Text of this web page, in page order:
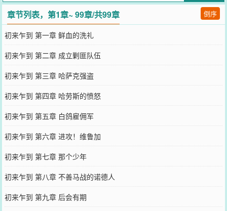
章节列表，第1章~ 99章/共99章 倒序
初来乍到 第一章 鲜血的洗礼
初来乍到 第二章 成立剿匪队伍
初来乍到 第三章 哈萨克强盗
初来乍到 第四章 哈劳斯的愤怒
初来乍到 第五章 白鸽雇佣军
初来乍到 第六章 进攻！维鲁加
初来乍到 第七章 那个少年
初来乍到 第八章 不善马战的诺德人
初来乍到 第九章 后会有期